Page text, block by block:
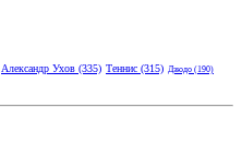
Александр Ухов (335) Теннис (315) Дзюдо (190)